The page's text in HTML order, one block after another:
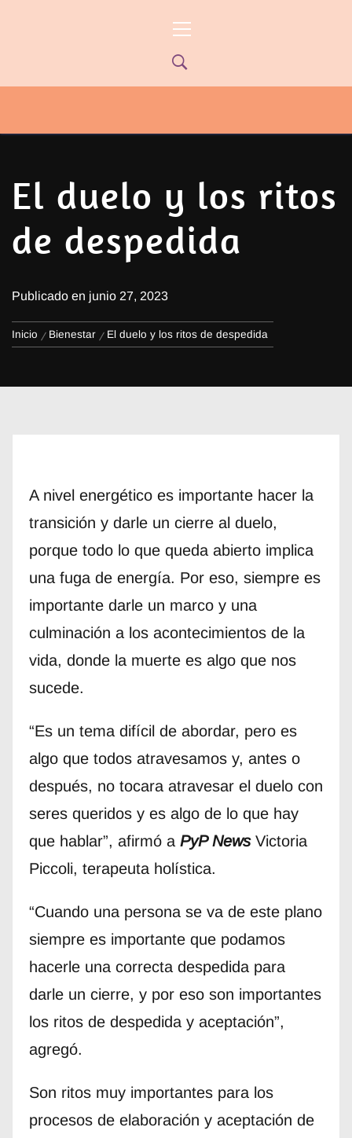
principal
ONCE PARANÁ YOUTUBE/PYPNEWS –
El duelo y los ritos
de despedida
Publicado en junio 27, 2023
Inicio Bienestar El duelo y los ritos de despedida
A nivel energético es importante hacer la
transición y darle un cierre al duelo,
porque todo lo que queda abierto implica
una fuga de energía. Por eso, siempre es
importante darle un marco y una
culminación a los acontecimientos de la
vida, donde la muerte es algo que nos
sucede.
“Es un tema difícil de abordar, pero es
algo que todos atravesamos y, antes o
después, no tocara atravesar el duelo con
seres queridos y es algo de lo que hay
que hablar”, afirmó a PyP NewsVictoria
Piccoli, terapeuta holística.
“Cuando una persona se va de este plano
siempre es importante que podamos
hacerle una correcta despedida para
darle un cierre, y por eso son importantes
los ritos de despedida y aceptación”,
agregó.
Son ritos muy importantes para los
procesos de elaboración y aceptación de